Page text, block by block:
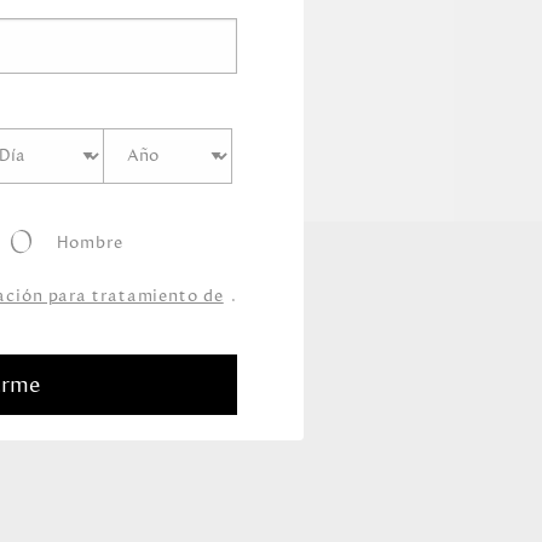
Hombre
para tratamiento de .